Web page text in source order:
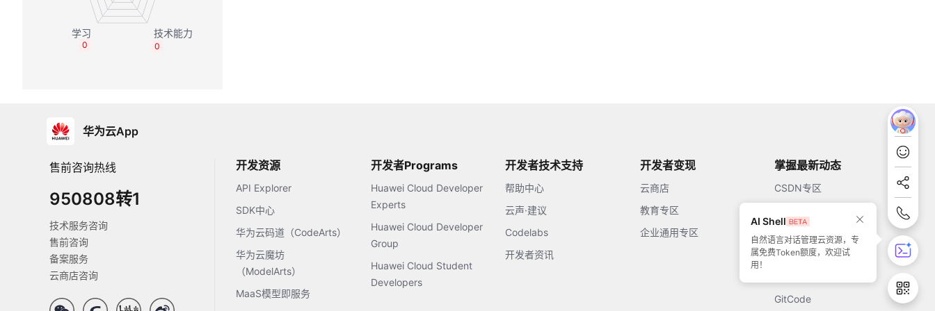
0
0
华为云App
售前咨询热线
950808转1
技术服务咨询
售前咨询
备案服务
云商店咨询
开发资源
API Explorer
SDK中心
华为云码道（CodeArts）
华为云魔坊
（ModelArts）
MaaS模型即服务
开发者Programs
Huawei Cloud Developer
Experts
Huawei Cloud Developer
Group
Huawei Cloud Student
Developers
开发者技术支持
帮助中心
云声·建议
Codelabs
开发者资讯
开发者变现
云商店
教育专区
企业通用专区
掌握最新动态
CSDN专区
51CTO
GitCode
AI Shell
自然语言对话管理云资源，专
属免费Token额度，欢迎试
用！